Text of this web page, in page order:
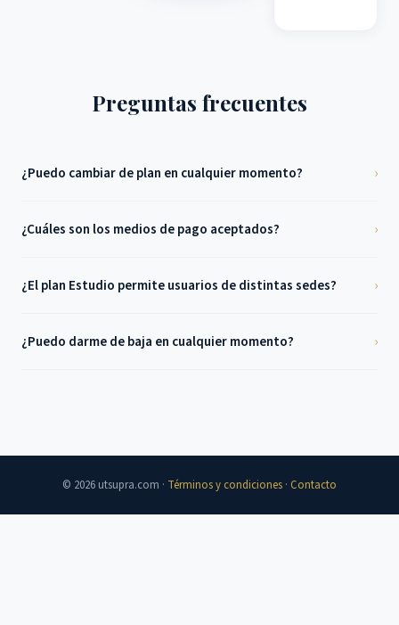
Preguntas frecuentes
¿Puedo cambiar de plan en cualquier momento? ›
¿Cuáles son los medios de pago aceptados? ›
¿El plan Estudio permite usuarios de distintas sedes? ›
¿Puedo darme de baja en cualquier momento? ›
© 2026 utsupra.com · Términos y condiciones · Contacto